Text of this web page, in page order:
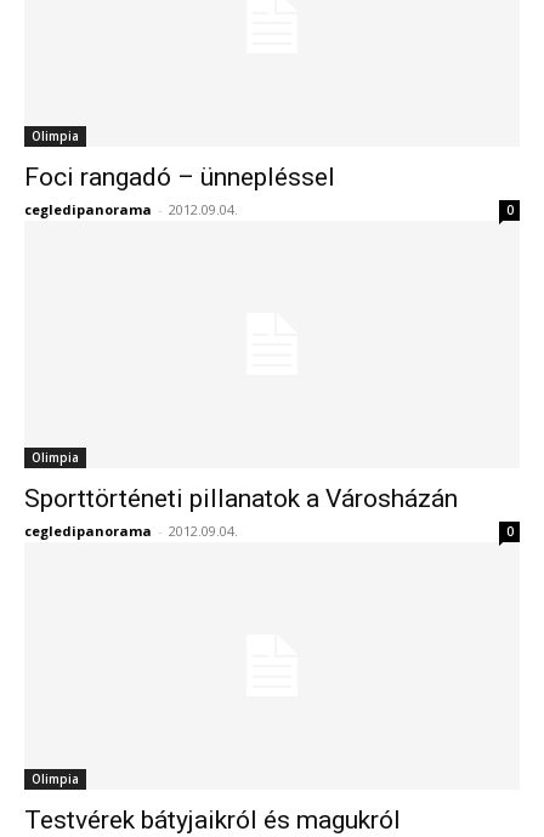
Olimpia
Foci rangadó – ünnepléssel
cegledipanorama - 2012.09.04. 0
Olimpia
Sporttörténeti pillanatok a Városházán
cegledipanorama - 2012.09.04. 0
Olimpia
Testvérek bátyjaikról és magukról